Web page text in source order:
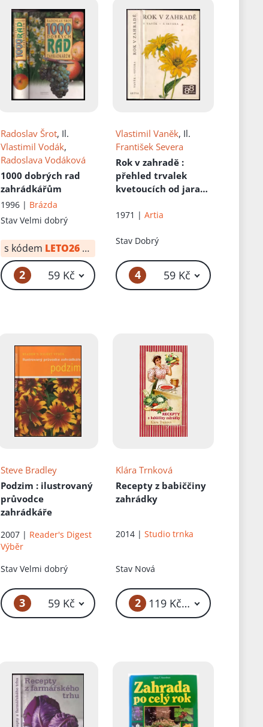
Radoslav Šrot, Il.
Vlastimil Vodák,
Radoslava Vodáková
1000 dobrých rad
zahrádkářům
1996 | Brázda
Stav Velmi dobrý
s kódem LETO26 od: 41 Kč
2 59 Kč
Vlastimil Vaněk, Il.
František Severa
Rok v zahradě :
přehled trvalek
kvetoucích od jara
barevných tabulích
1971 |Artia
Stav Dobrý
4 59 Kč
Steve Bradley
Podzim : ilustrovaný
průvodce
zahrádkáře
2007 | Reader's Digest
Výběr
Stav Velmi dobrý
3 59 Kč
Klára Trnková
Recepty z babiččiny
zahrádky
2014 |Studio trnka
Stav Nová
2 119 Kč – 159 Kč